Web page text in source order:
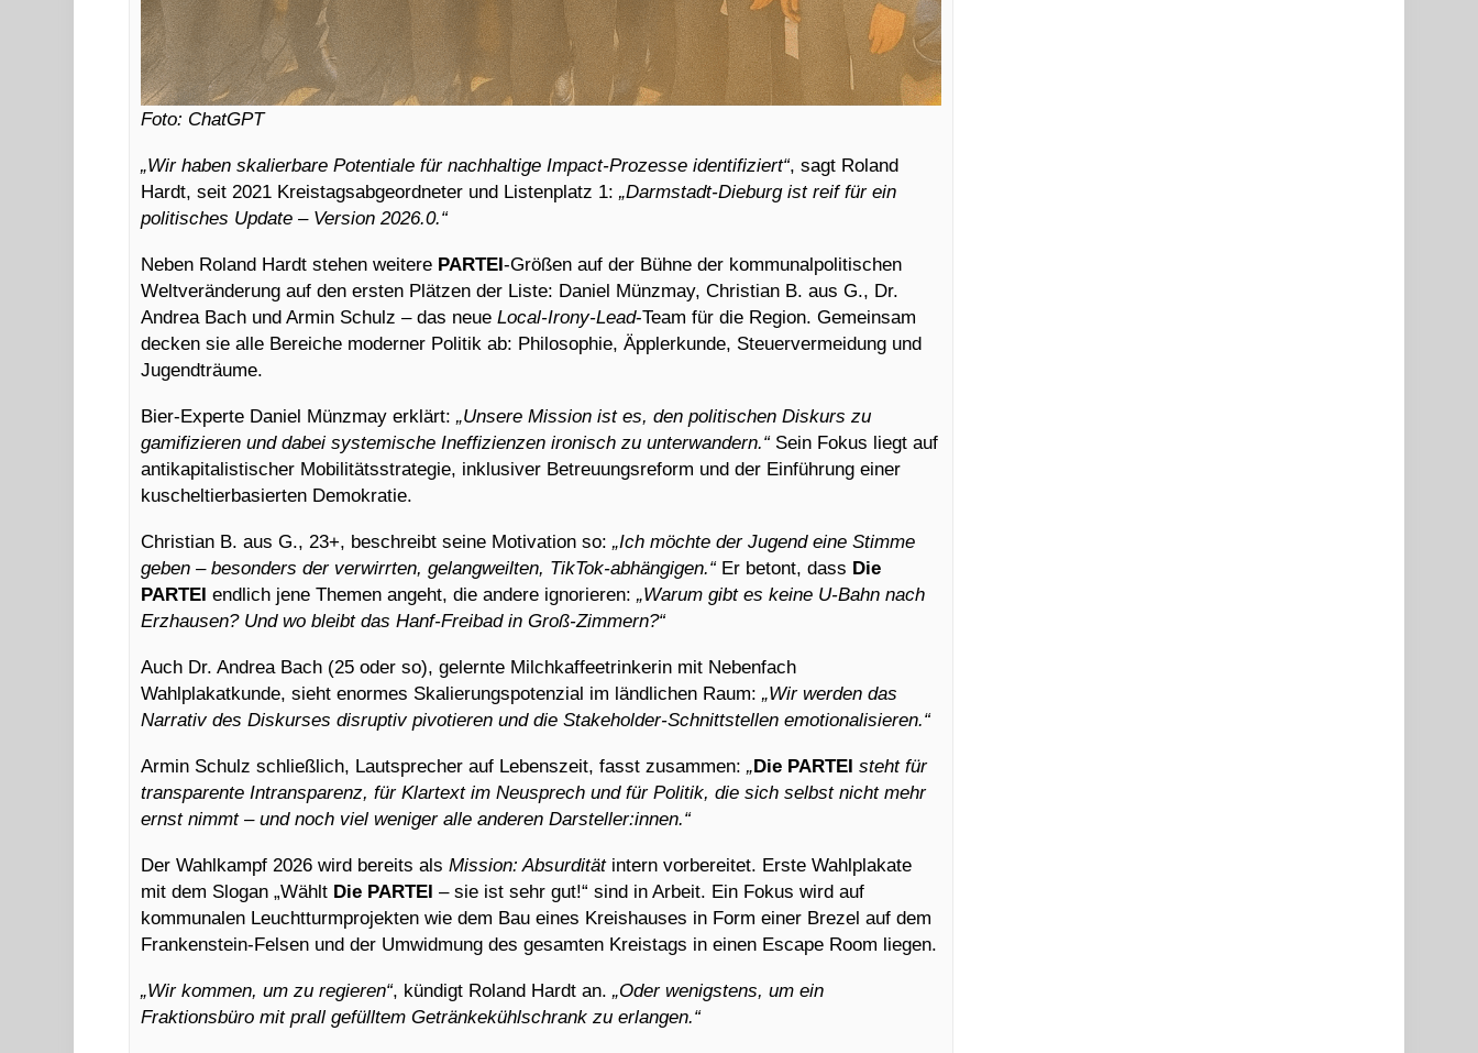
Foto: ChatGPT
„Wir haben skalierbare Potentiale für nachhaltige Impact-Prozesse identifiziert“, sagt Roland
Hardt, seit 2021 Kreistagsabgeordneter und Listenplatz 1:„Darmstadt-Dieburg ist reif für ein
politisches Update – Version 2026.0.“
Neben Roland Hardt stehen weitere PARTEI-Größen auf der Bühne der kommunalpolitischen
Weltveränderung auf den ersten Plätzen der Liste: Daniel Münzmay, Christian B. aus G., Dr.
Andrea Bach und Armin Schulz – das neueLocal-Irony-Lead-Team für die Region. Gemeinsam
decken sie alle Bereiche moderner Politik ab: Philosophie, Äpplerkunde, Steuervermeidung und
Jugendträume.
Bier-Experte Daniel Münzmay erklärt:„Unsere Mission ist es, den politischen Diskurs zu
gamifizieren und dabei systemische Ineffizienzen ironisch zu unterwandern.“Sein Fokus liegt auf
antikapitalistischer Mobilitätsstrategie, inklusiver Betreuungsreform und der Einführung einer
kuscheltierbasierten Demokratie.
Christian B. aus G., 23+, beschreibt seine Motivation so:„Ich möchte der Jugend eine Stimme
geben – besonders der verwirrten, gelangweilten, TikTok-abhängigen.“Er betont, dass Die
PARTEI endlich jene Themen angeht, die andere ignorieren:„Warum gibt es keine U-Bahn nach
Erzhausen? Und wo bleibt das Hanf-Freibad in Groß-Zimmern?“
Auch Dr. Andrea Bach (25 oder so), gelernte Milchkaffeetrinkerin mit Nebenfach
Wahlplakatkunde, sieht enormes Skalierungspotenzial im ländlichen Raum:„Wir werden das
Narrativ des Diskurses disruptiv pivotieren und die Stakeholder-Schnittstellen emotionalisieren.“
Armin Schulz schließlich, Lautsprecher auf Lebenszeit, fasst zusammen:„Die PARTEI steht für
transparente Intransparenz, für Klartext im Neusprech und für Politik, die sich selbst nicht mehr
ernst nimmt – und noch viel weniger alle anderen Darsteller:innen.“
Der Wahlkampf 2026 wird bereits alsMission: Absurditätintern vorbereitet. Erste Wahlplakate
mit dem Slogan „Wählt Die PARTEI – sie ist sehr gut!“ sind in Arbeit. Ein Fokus wird auf
kommunalen Leuchtturmprojekten wie dem Bau eines Kreishauses in Form einer Brezel auf dem
Frankenstein-Felsen und der Umwidmung des gesamten Kreistags in einen Escape Room liegen.
„Wir kommen, um zu regieren“, kündigt Roland Hardt an.„Oder wenigstens, um ein
Fraktionsbüro mit prall gefülltem Getränkekühlschrank zu erlangen.“